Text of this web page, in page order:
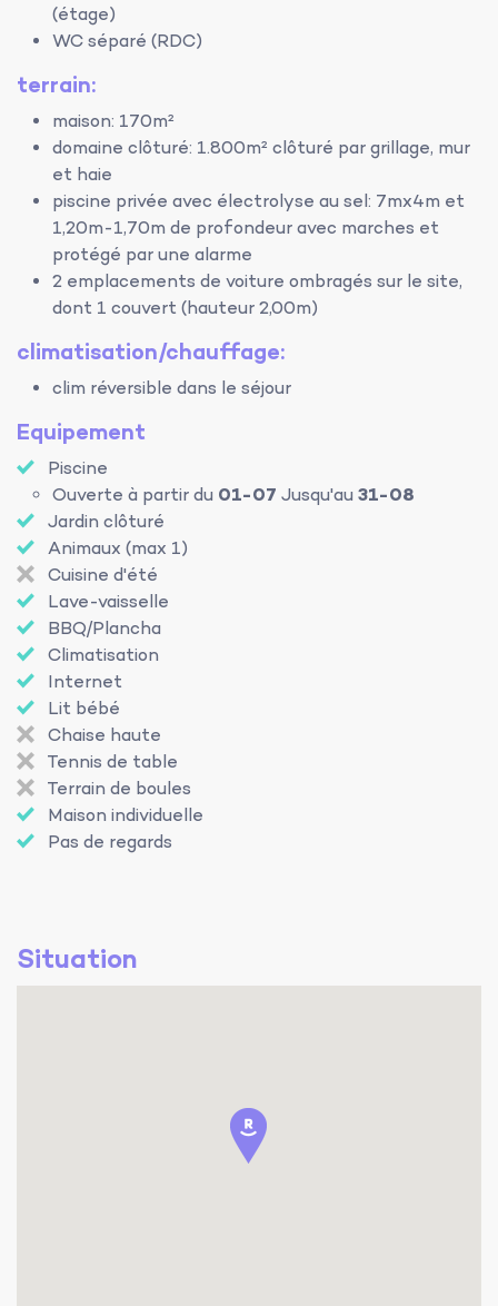
(étage)
WC séparé (RDC)
terrain:
maison: 170m²
domaine clôturé: 1.800m² clôturé par grillage, mur
et haie
piscine privée avec électrolyse au sel: 7mx4m et
1,20m-1,70m de profondeur avec marches et
protégé par une alarme
2 emplacements de voiture ombragés sur le site,
dont 1 couvert (hauteur 2,00m)
climatisation/chauffage:
clim réversible dans le séjour
Equipement
Piscine
Ouverte à partir du 01-07 Jusqu'au 31-08
Jardin clôturé
Animaux (max 1)
Cuisine d'été
Lave-vaisselle
BBQ/Plancha
Climatisation
Internet
Lit bébé
Chaise haute
Tennis de table
Terrain de boules
Maison individuelle
Pas de regards
Situation